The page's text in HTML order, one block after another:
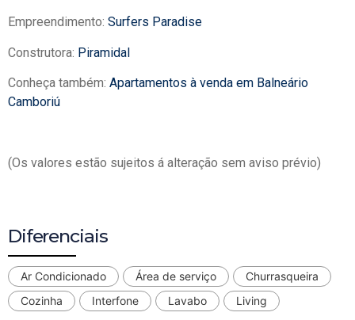
Empreendimento: Surfers Paradise
Construtora: Piramidal
Conheça também: Apartamentos à venda em Balneário
Camboriú
(Os valores estão sujeitos á alteração sem aviso prévio)
Diferenciais
Ar Condicionado Área de serviço
Churrasqueira
Cozinha
Interfone Lavabo Living